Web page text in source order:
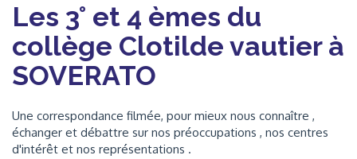
Les 3° et 4 èmes du
collège Clotilde vautier à
SOVERATO
Une correspondance filmée, pour mieux nous connaître ,
échanger et débattre sur nos préoccupations , nos centres
d'intérêt et nos représentations .